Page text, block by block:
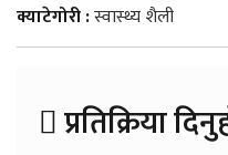
क्याटेगोरी :स्वास्थ्य शैली
प्रतिक्रिया